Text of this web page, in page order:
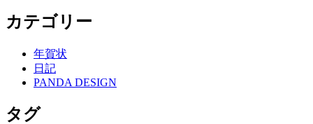
カテゴリー
年賀状
日記
PANDA DESIGN
タグ